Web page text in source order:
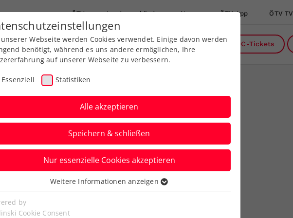
ÖTV Landesverbände News ÖTV App ÖTV TV
Ausbildung Services Über uns DC-Tickets
für ÖTV
Frauensport
Webseite werden Cookies verwendet. Einige davon werden
benötigt, während es uns andere ermöglichen, Ihre
auf unserer Webseite zu verbessern.
Essenziell Statistiken
Alle akzeptieren
Speichern & schließen
Nur essenzielle Cookies akzeptieren
Cookies werden für grundlegende Funktionen der
benötigt. Dadurch ist gewährleistet, dass die Webseite
Weitere Informationen anzeigen
by
Cookie Consent